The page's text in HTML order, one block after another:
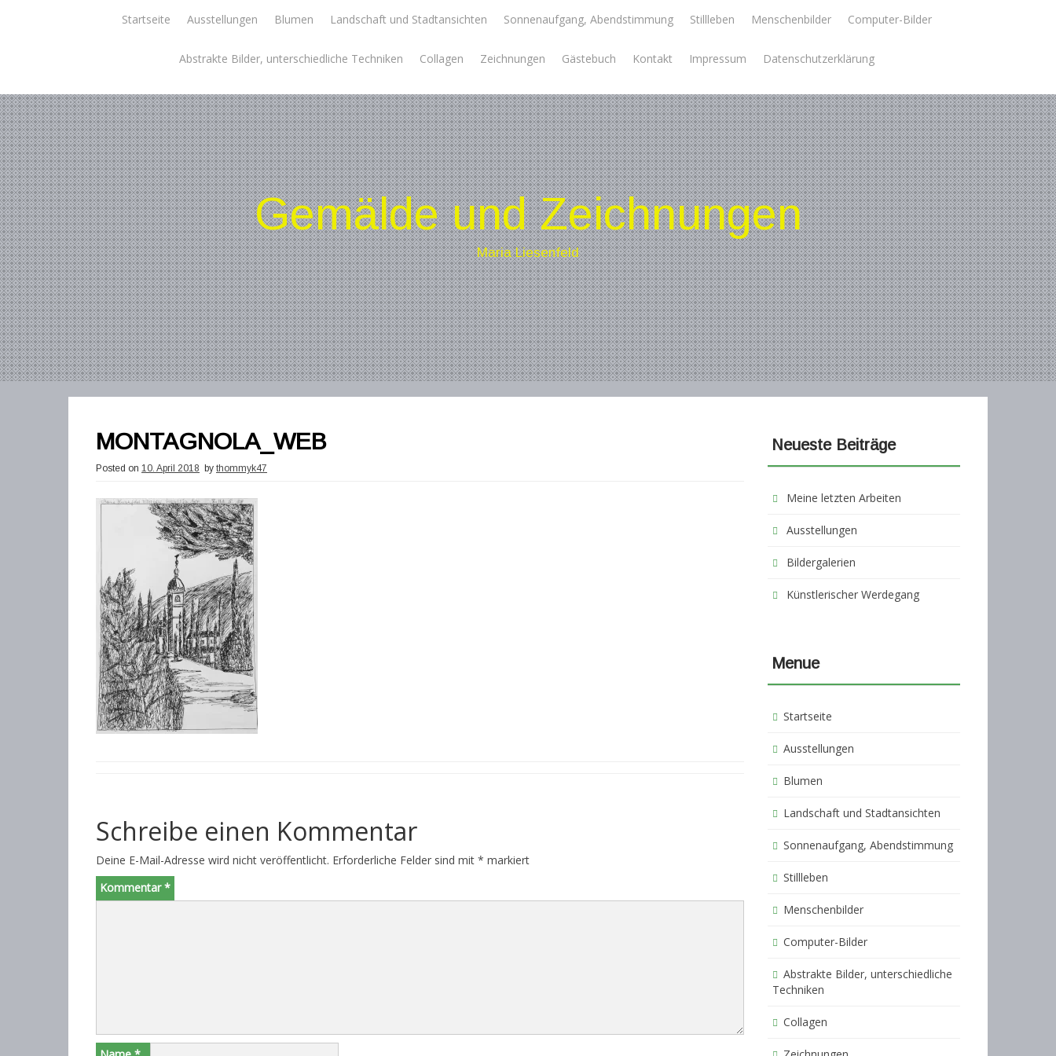
Startseite Ausstellungen Blumen Landschaft und Stadtansichten Sonnenaufgang, Abendstimmung Stillleben Menschenbilder Computer-Bilder
Abstrakte Bilder, unterschiedliche Techniken Collagen Zeichnungen Gästebuch Kontakt Impressum Datenschutzerklärung
Gemälde und Zeichnungen
Maria Liesenfeld
MONTAGNOLA_WEB
Posted on 10. April 2018 by thommyk47
Schreibe einen Kommentar
Deine E-Mail-Adresse wird nicht veröffentlicht. Erforderliche Felder sind mit * markiert
Kommentar*
Neueste Beiträge
Meine letzten Arbeiten
Ausstellungen
Bildergalerien
Künstlerischer Werdegang
Menue
Startseite
Ausstellungen
Blumen
Landschaft und Stadtansichten
Sonnenaufgang, Abendstimmung
Stillleben
Menschenbilder
Computer-Bilder
Abstrakte Bilder, unterschiedliche
Techniken
Collagen